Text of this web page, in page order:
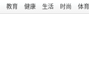
教育 健康 生活 时尚 体育